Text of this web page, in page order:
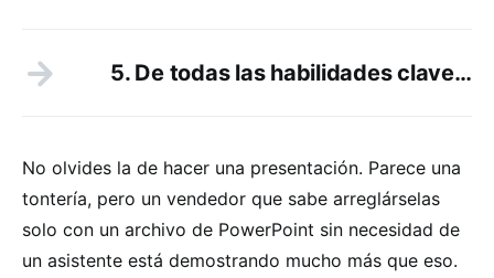
5. De todas las habilidades clave…
No olvides la de hacer una presentación. Parece una
tontería, pero un vendedor que sabe arreglárselas
solo con un archivo de PowerPoint sin necesidad de
un asistente está demostrando mucho más que eso.